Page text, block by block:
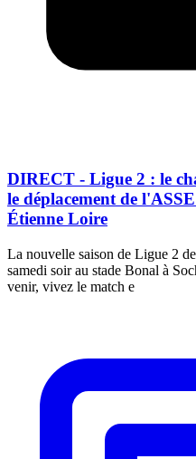
DIRECT - Ligue 2 : le
le déplacement de
Étienne Loire
La nouvelle saison de Ligue 2
samedi soir au stade Bonal à
venir, vivez le match e